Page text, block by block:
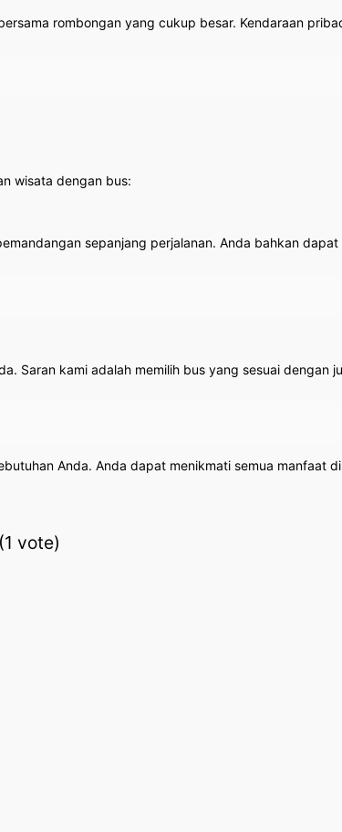
rombongan yang cukup besar. Kendaraan
wisata dengan bus:
sepanjang perjalanan. Anda bahkan
Saran kami adalah memilih bus yang sesuai dengan
Anda. Anda dapat menikmati semua manfaat
vote)